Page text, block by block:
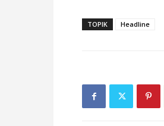
TOPIK Headline